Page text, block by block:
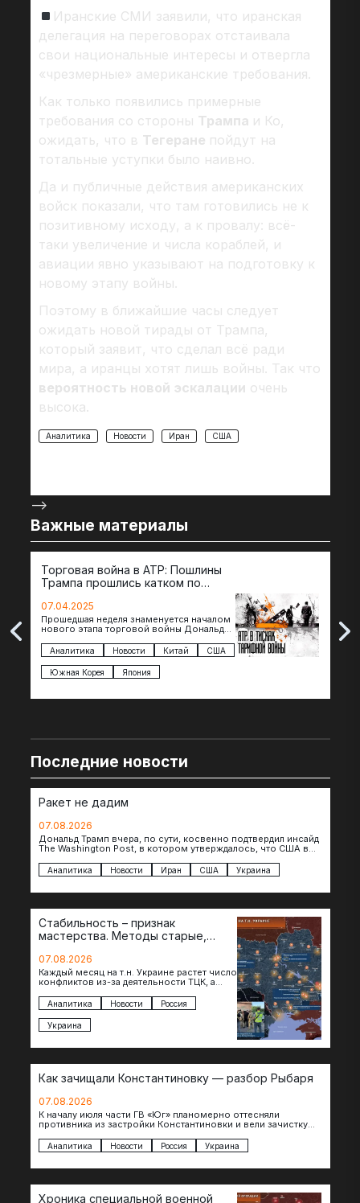
Иранские СМИ заявили, что иранская
делегация на переговорах отстаивала
свои национальные интересы и отвергла
«чрезмерные» американские требования.
Как только появились примерные
требования со стороны Трампа и Ко,
ожидать, что в Тегеране пойдут на
тотальные уступки было наивно.
Да и публичные действия американских
войск показали, что там готовились не к
позитивному исходу, а к провалу: всё-
таки увеличение и числа кораблей, и
авиации явно указывают на подготовку к
новому этапу войны.
Поэтому в ближайшие часы следует
ожидать новой тирады от Трампа,
который заявит, что сделал всё ради
мира, а иранцы хотят лишь войны. Так что
вероятность новой эскалации очень
высока.
Аналитика Новости Иран США
-->
Важные материалы
Торговая война в АТР: Пошлины
Трампа прошлись катком по
07.04.2025
Прошедшая неделя знаменуется началом
нового этапа торговой войны Дональда
импорта из более 100 стран…
Аналитика Новости Китай США
Южная Корея Япония
The
Последние новости
Ракет не дадим
07.08.2026
Дональд Трамп вчера, по сути, косвенно подтвердил инсайд
The Washington Post, в котором утверждалось, что США в
Аналитика Новости Иран США Украина
Стабильность – признак
мастерства. Методы старые,
07.08.2026
Каждый месяц на т.н. Украине растет число
конфликтов из-за деятельности ТЦК, а
ожесточёнными. Раздражения и…
Аналитика Новости Россия
Украина
Как зачищали Константиновку — разбор Рыбаря
07.08.2026
К началу июля части ГВ «Юг» планомерно оттесняли
противника из застройки Константиновки и вели зачистку
Аналитика Новости Россия Украина
Хроника специальной военной